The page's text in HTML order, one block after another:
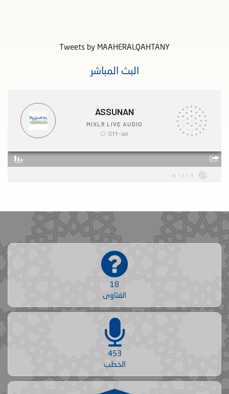
Tweets by MAAHERALQAHTANY
البث المباشر
18
الفتاوى
453
الخطب